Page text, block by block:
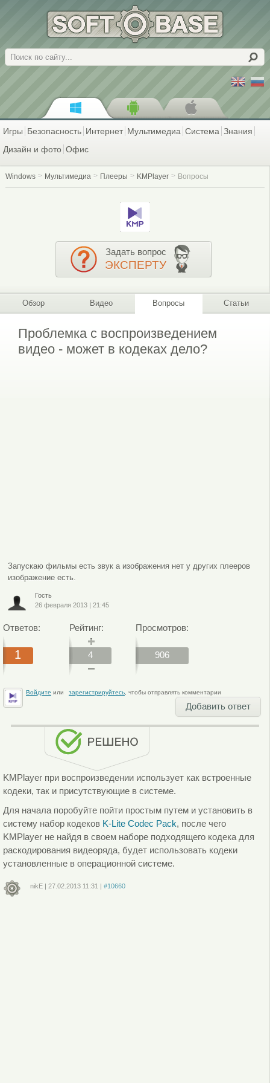
Поиск
Игры Безопасность Интернет Мультимедиа Система Знания
Дизайн и фото Офис
Windows Мультимедиа Плееры KMPlayer Вопросы
Задать вопрос
ЭКСПЕРТУ
Обзор Видео Вопросы Статьи
Проблемка с воспроизведением
видео - может в кодеках дело?
Запускаю фильмы есть звук а изображения нет у других плееров
изображение есть.
Гость
26 февраля 2013| 21:45
Ответов:
1
Рейтинг:
4
Просмотров:
906
Войдите или зарегистрируйтесь, чтобы отправлять комментарии
Добавить ответ
KMPlayer при воспроизведении использует как встроенные
кодеки, так и присутствующие в системе.
Для начала поробуйте пойти простым путем и установить в
систему набор кодеков K-Lite Codec Pack, после чего
KMPlayer не найдя в своем наборе подходящего кодека для
раскодирования видеоряда, будет использовать кодеки
установленные в операционной системе.
nikE| 27.02.2013 11:31 | #10660